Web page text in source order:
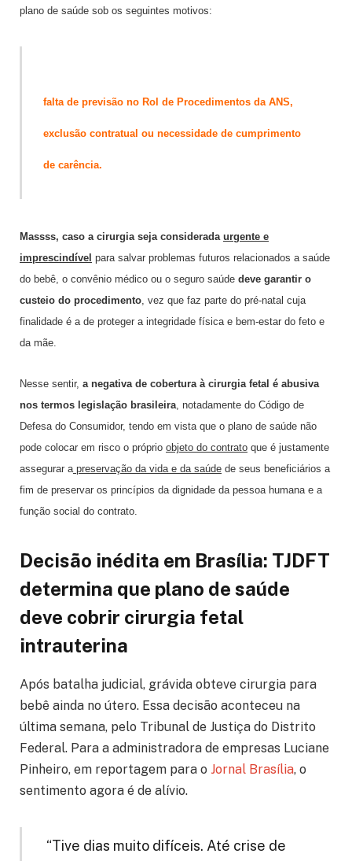
plano de saúde sob os seguintes motivos:
falta de previsão no Rol de Procedimentos da ANS,
exclusão contratual ou necessidade de cumprimento
de carência.
Massss, caso a cirurgia seja considerada urgente e
imprescindível para salvar problemas futuros relacionados a saúde
do bebê, o convênio médico ou o seguro saúde deve garantir o
custeio do procedimento , vez que faz parte do pré-natal cuja
finalidade é a de proteger a integridade física e bem-estar do feto e
da mãe.
Nesse sentir, a negativa de cobertura à cirurgia fetal é abusiva
nos termos legislação brasileira , notadamente do Código de
Defesa do Consumidor, tendo em vista que o plano de saúde não
pode colocar em risco o próprio objeto do contrato que é justamente
assegurar a preservação da vida e da saúde de seus beneficiários a
fim de preservar os princípios da dignidade da pessoa humana e a
função social do contrato.
Decisão inédita em Brasília: TJDFT
determina que plano de saúde
deve cobrir cirurgia fetal
intrauterina
Após batalha judicial, grávida obteve cirurgia para
bebê ainda no útero. Essa decisão aconteceu na
última semana, pelo Tribunal de Justiça do Distrito
Federal. Para a administradora de empresas Luciane
Pinheiro, em reportagem para o Jornal Brasília, o
sentimento agora é de alívio.
“Tive dias muito difíceis. Até crise de